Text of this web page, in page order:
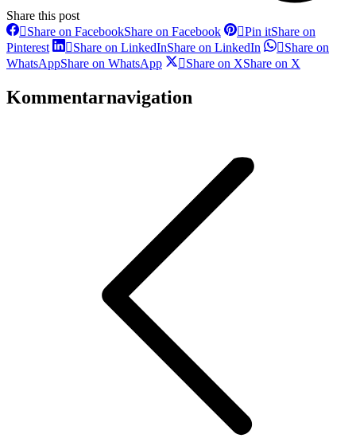
Share this post
Share on FacebookShare on Facebook Pin itShare on
Pinterest
Share on LinkedInShare on LinkedIn
Share on
WhatsAppShare on WhatsApp Share on XShare on X
Kommentarnavigation